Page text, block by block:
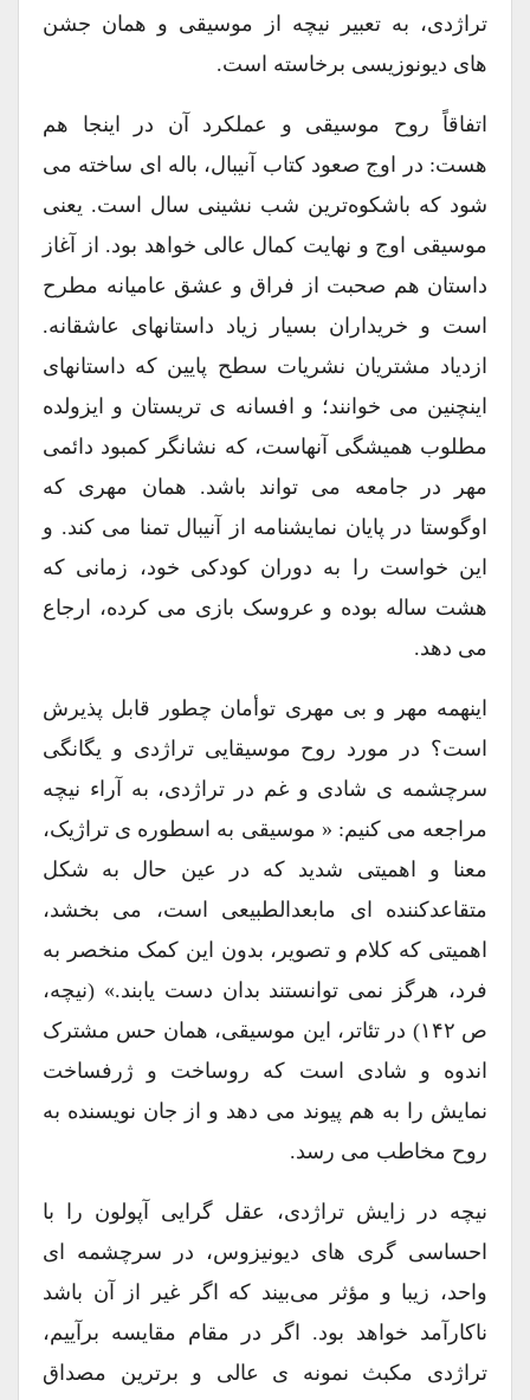
تراژدی، به تعبیر نیچه از موسیقی و همان جشن
های دیونوزیسی برخاسته است.
اتفاقاً روح موسیقی و عملکرد آن در اینجا هم
هست: در اوج صعود کتاب آنیبال، باله ای ساخته می
شود که باشکوه‌ترین شب نشینی سال است. یعنی
موسیقی اوج و نهایت کمال عالی خواهد بود. از آغاز
داستان هم صحبت از فراق و عشق عامیانه مطرح
است و خریداران بسیار زیاد داستانهای عاشقانه.
ازدیاد مشتریان نشریات سطح پایین که داستانهای
اینچنین می خوانند؛ و افسانه ی تریستان و ایزولده
مطلوب همیشگی آنهاست، که نشانگر کمبود دائمی
مهر در جامعه می تواند باشد. همان مهری که
اوگوستا در پایان نمایشنامه از آنیبال تمنا می کند. و
این خواست را به دوران کودکی خود، زمانی که
هشت ساله بوده و عروسک بازی می کرده، ارجاع
می دهد.
اینهمه مهر و بی مهری توأمان چطور قابل پذیرش
است؟ در مورد روح موسیقایی تراژدی و یگانگی
سرچشمه ی شادی و غم در تراژدی، به آراء نیچه
مراجعه می کنیم: « موسیقی به اسطوره ی تراژیک،
معنا و اهمیتی شدید که در عین حال به شکل
متقاعدکننده ای مابعدالطبیعی است، می بخشد،
اهمیتی که کلام و تصویر، بدون این کمک منخصر به
فرد، هرگز نمی توانستند بدان دست یابند.» (نیچه،
ص ۱۴۲) در تئاتر، این موسیقی، همان حس مشترک
اندوه و شادی است که روساخت و ژرفساخت
نمایش را به هم پیوند می دهد و از جان نویسنده به
روح مخاطب می رسد.
نیچه در زایش تراژدی، عقل گرایی آپولون را با
احساسی گری های دیونیزوس، در سرچشمه ای
واحد، زیبا و مؤثر می‌بیند که اگر غیر از آن باشد
ناکارآمد خواهد بود. اگر در مقام مقایسه برآییم،
تراژدی مکبث نمونه ی عالی و برترین مصداق